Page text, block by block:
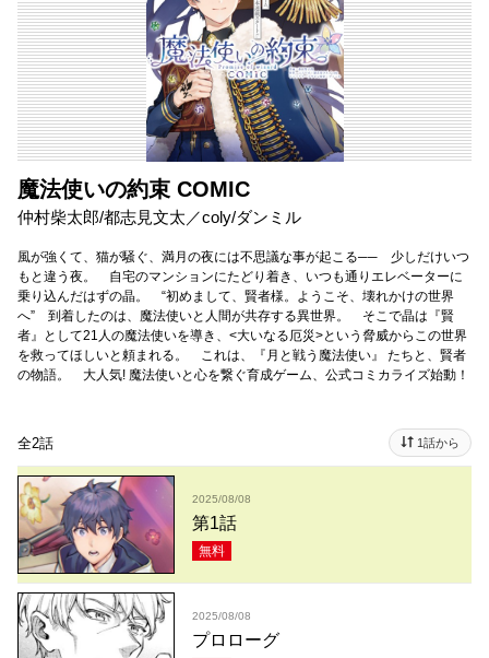
魔法使いの約束 COMIC
仲村柴太郎/都志見文太／coly/ダンミル
風が強くて、猫が騒ぐ、満月の夜には不思議な事が起こる── 少しだけいつ
もと違う夜。 自宅のマンションにたどり着き、いつも通りエレベーターに
乗り込んだはずの晶。 “初めまして、賢者様。ようこそ、壊れかけの世界
へ” 到着したのは、魔法使いと人間が共存する異世界。 そこで晶は『賢
者』として21人の魔法使いを導き、<大いなる厄災>という脅威からこの世界
を救ってほしいと頼まれる。 これは、『月と戦う魔法使い』 たちと、賢者
の物語。 大人気! 魔法使いと心を繋ぐ育成ゲーム、公式コミカライズ始動！
全2話 1話から
2025/08/08
第1話
無料
2025/08/08
プロローグ